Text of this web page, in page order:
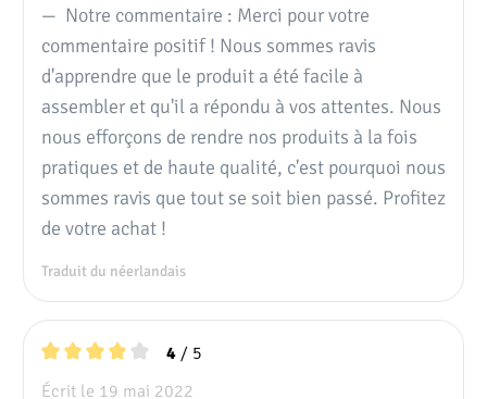
Notre commentaire : Merci pour votre
commentaire positif ! Nous sommes ravis
d'apprendre que le produit a été facile à
assembler et qu'il a répondu à vos attentes. Nous
nous efforçons de rendre nos produits à la fois
pratiques et de haute qualité, c'est pourquoi nous
sommes ravis que tout se soit bien passé. Profitez
de votre achat !
Traduit du néerlandais
Écrit le 19 mai 2022
Note moyenne de 4 sur 5 étoiles
4/ 5